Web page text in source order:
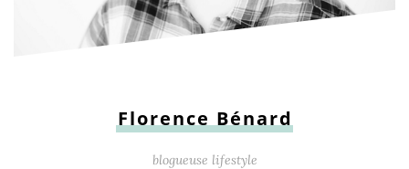
Florence Bénard
blogueuse lifestyle